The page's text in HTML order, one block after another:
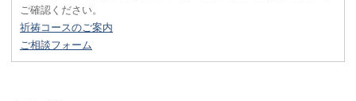
ご確認ください。
祈祷コースのご案内
ご相談フォーム